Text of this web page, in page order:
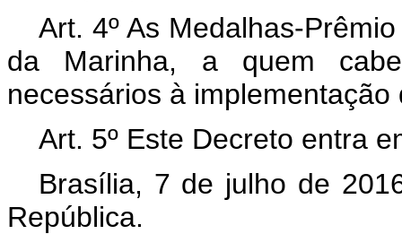
Art. 4º As Medalhas-
da Marinha, a quem
necessários à
Art. 5º Este Decreto entra
Brasília, 7 de julho de
República.